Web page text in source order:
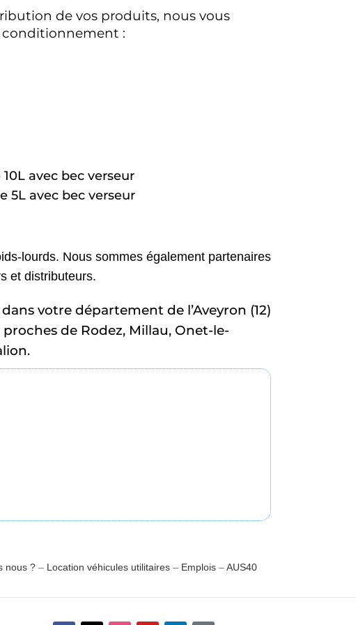
de vos produits, nous vous
conditionnement :
avec bec verseur
5L avec bec verseur
lourds. Nous sommes également partenaires
et distributeurs.
de Rodez, Millau, Onet-le-
nous ? – Location véhicules utilitaires – Emplois –AUS40